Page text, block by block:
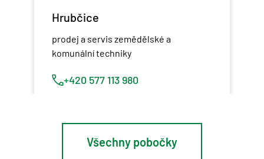
Hrubčice
prodej a servis zemědělské a
komunální techniky
+420 577 113 980
Všechny pobočky